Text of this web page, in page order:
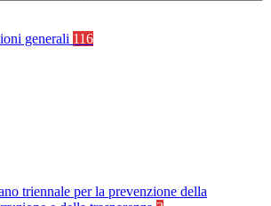
generali 116
triennale per la prevenzione della